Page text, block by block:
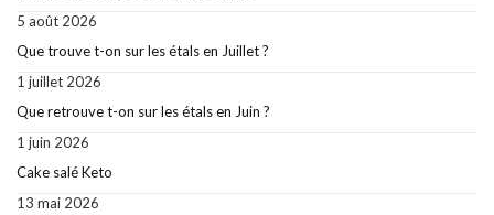
5 août 2026
Que trouve t-on sur les étals en Juillet ?
1 juillet 2026
Que retrouve t-on sur les étals en Juin ?
1 juin 2026
Cake salé Keto
13 mai 2026